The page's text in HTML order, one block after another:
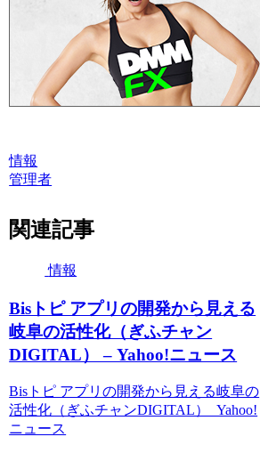
情報
管理者
関連記事
情報
Bisトピ アプリの開発から見える
岐阜の活性化（ぎふチャン
DIGITAL） – Yahoo!ニュース
Bisトピ アプリの開発から見える岐阜の
活性化（ぎふチャンDIGITAL） Yahoo!
ニュース